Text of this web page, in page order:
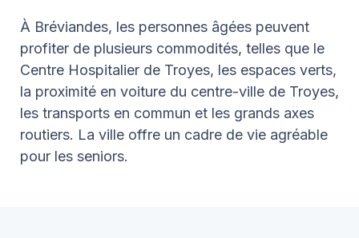
À Bréviandes, les personnes âgées peuvent
profiter de plusieurs commodités, telles que le
Centre Hospitalier de Troyes, les espaces verts,
la proximité en voiture du centre-ville de Troyes,
les transports en commun et les grands axes
routiers. La ville offre un cadre de vie agréable
pour les seniors.